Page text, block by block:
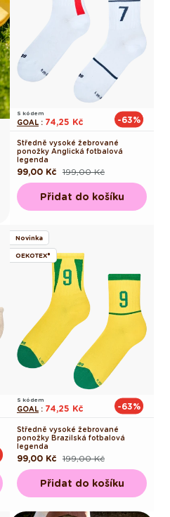
S kódem
GOAL : 74,25 Kč -63%
Středně vysoké žebrované
ponožky Anglická fotbalová
legenda
Běžná
cena
199,00 Kč
Výprodejová
cena
99,00 Kč
Přidat do košíku
Novinka
OEKOTEX®
S kódem
GOAL : 74,25 Kč -63%
Středně vysoké žebrované
ponožky Brazilská fotbalová
legenda
Běžná
cena
199,00 Kč
Výprodejová
cena
99,00 Kč
Přidat do košíku